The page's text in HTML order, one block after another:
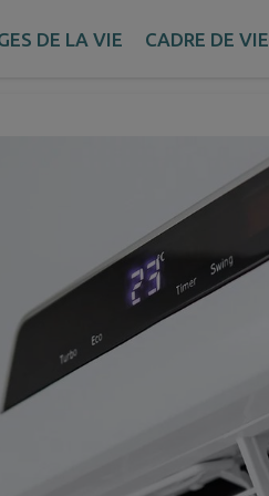
DE LA VIE CADRE DE VIE